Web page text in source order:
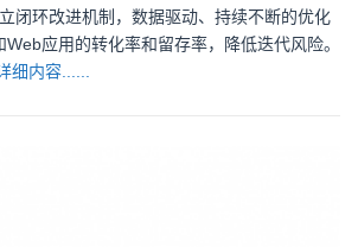
闭环改进机制，数据驱动、持续不断的优化
应用的转化率和留存率，降低迭代风险。
细内容......